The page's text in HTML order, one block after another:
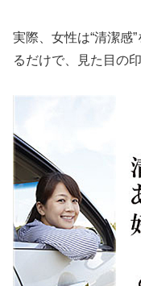
実際、女性は“清潔感
るだけで、見た目の